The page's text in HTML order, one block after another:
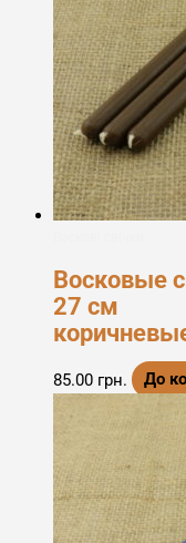
Восковые
27 см
85.00 грн. До